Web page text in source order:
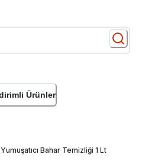
Ürünler
Bahar Temizliği 1 Lt